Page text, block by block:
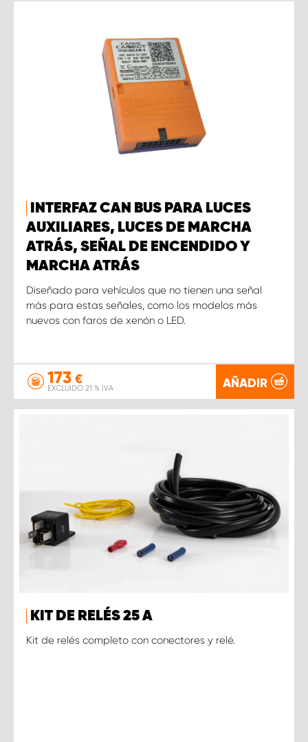
INTERFAZ CAN BUS PARA LUCES
AUXILIARES, LUCES DE MARCHA
ATRÁS, SEÑAL DE ENCENDIDO Y
MARCHA ATRÁS
Diseñado para vehículos que no tienen una señal
más para estas señales, como los modelos más
nuevos con faros de xenón o LED.
173 €
EXCLUIDO 21 % IVA AÑADIR
KIT DE RELÉS 25 A
Kit de relés completo con conectores y relé.